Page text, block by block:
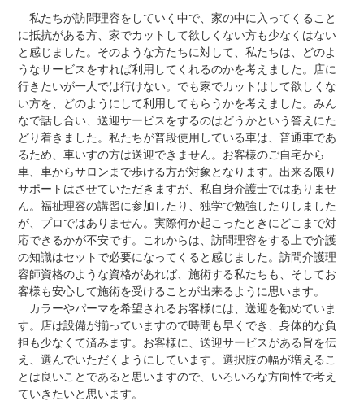
私たちが訪問理容をしていく中で、家の中に入ってくること
に抵抗がある方、家でカットして欲しくない方も少なくはない
と感じました。そのような方たちに対して、私たちは、どのよ
うなサービスをすれば利用してくれるのかを考えました。店に
行きたいが一人では行けない。でも家でカットはして欲しくな
い方を、どのようにして利用してもらうかを考えました。みん
なで話し合い、送迎サービスをするのはどうかという答えにた
どり着きました。私たちが普段使用している車は、普通車であ
るため、車いすの方は送迎できません。お客様のご自宅から
車、車からサロンまで歩ける方が対象となります。出来る限り
サポートはさせていただきますが、私自身介護士ではありませ
ん。福祉理容の講習に参加したり、独学で勉強したりしました
が、プロではありません。実際何か起こったときにどこまで対
応できるかが不安です。これからは、訪問理容をする上で介護
の知識はセットで必要になってくると感じました。訪問介護理
容師資格のような資格があれば、施術する私たちも、そしてお
客様も安心して施術を受けることが出来るように思います。
カラーやパーマを希望されるお客様には、送迎を勧めていま
す。店は設備が揃っていますので時間も早くでき、身体的な負
担も少なくて済みます。お客様に、送迎サービスがある旨を伝
え、選んでいただくようにしています。選択肢の幅が増えるこ
とは良いことであると思いますので、いろいろな方向性で考え
ていきたいと思います。